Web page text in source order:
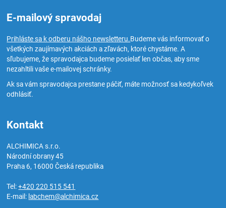
E-mailový spravodaj
Prihláste sa k odberu nášho newsletteru.Budeme vás informovať o
všetkých zaujímavých akciách a zľavách, ktoré chystáme. A
sľubujeme, že spravodajca budeme posielať len občas, aby sme
nezahltili vaše e-mailovej schránky.
Ak sa vám spravodajca prestane páčiť, máte možnosť sa kedykoľvek
odhlásiť.
Kontakt
ALCHIMICA s.r.o.
Národní obrany 45
Praha 6, 16000Česká republika
Tel:+420 220 515 541
E-mail: labchem@alchimica.cz